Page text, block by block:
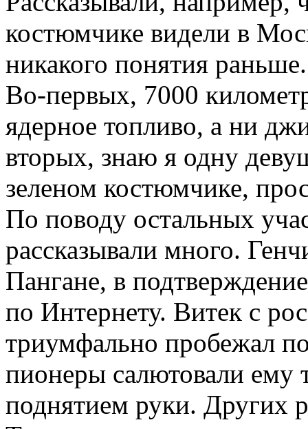
костюмчике видели в
никакого понятия
Во-первых, 7000
ядерное топливо, а ни
вторых, знаю я одну
зеленом костюмчике,
По поводу остальных
рассказывали много.
Пангане, в
по Интернету. Витек с
триумфально пробежал
пионеры салютовали
поднятием руки. Других